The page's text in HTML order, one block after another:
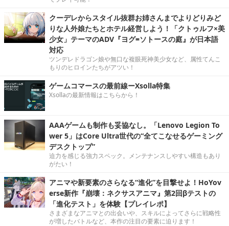
クーデレからスタイル抜群お姉さんまでよりどりみど
りな人外娘たちとホテル経営しよう！「クトゥルフ×美
少女」テーマのADV『ヨグ=ソトースの庭』が日本語
対応
ツンデレドラゴン娘や無口な複眼死神美少女など、属性てんこ
もりのヒロインたちがアツい！
ゲームコマースの最前線ーXsolla特集
Xsollaの最新情報はこちらから！
AAAゲームも制作も妥協なし。「Lenovo Legion To
wer 5」はCore Ultra世代の“全てこなせるゲーミング
デスクトップ”
迫力を感じる強力スペック。メンテナンスしやすい構造もあり
がたい！
アニマや新要素のさらなる“進化”を目撃せよ！HoYov
erse新作『崩壊：ネクサスアニマ』第2回βテストの
「進化テスト」を体験【プレイレポ】
さまざまなアニマとの出会いや、スキルによってさらに戦略性
が増したバトルなど、本作の注目の要素に迫ります！